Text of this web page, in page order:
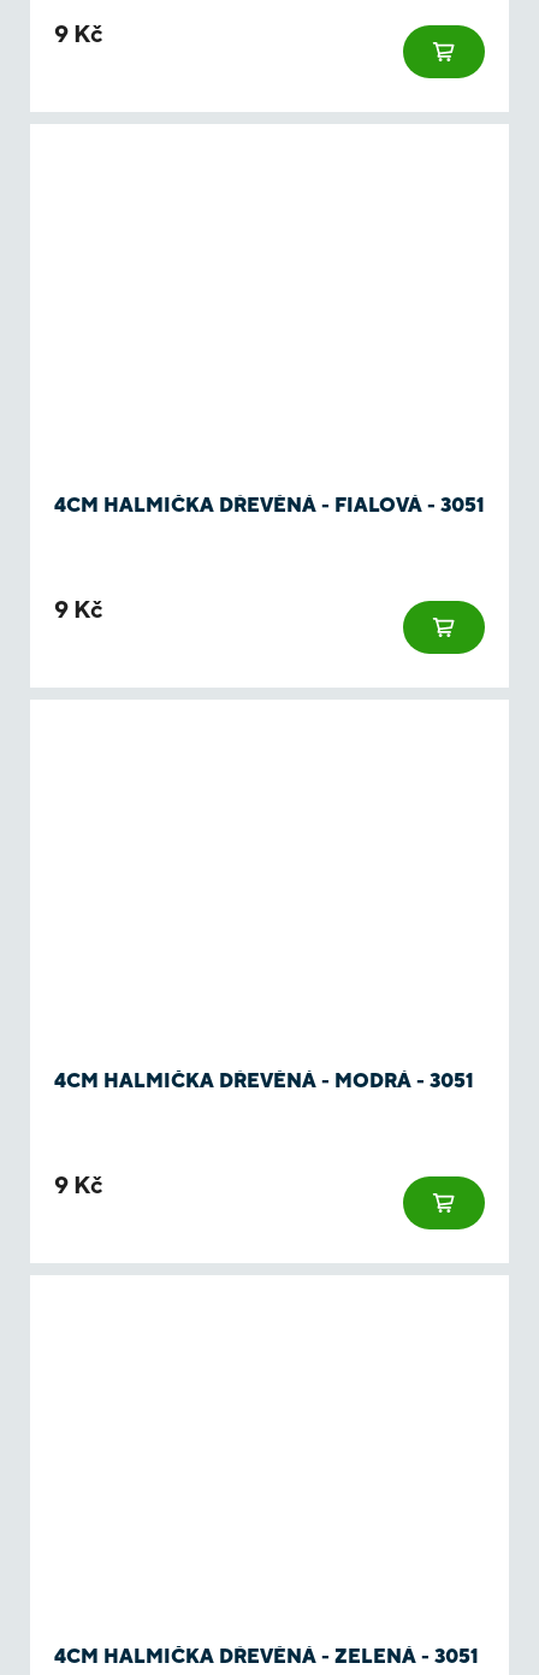
9 Kč
4CM HALMIČKA DŘEVĚNÁ - FIALOVÁ - 3051
9 Kč
4CM HALMIČKA DŘEVĚNÁ - MODRÁ - 3051
9 Kč
4CM HALMIČKA DŘEVĚNÁ - ZELENÁ - 3051